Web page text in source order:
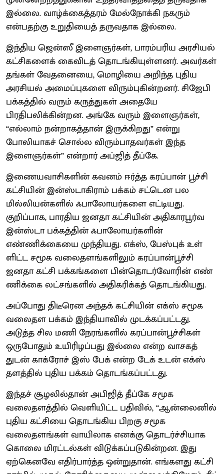
இல்லை. வாழ்க்கைத்தரம் மேல்நோக்கி நகரும்
என்பதற்கு உறுதியைத் தருவதாக இல்லை.
இந்திய ஜென்ஸீ இளைஞர்கள், பாரம்பரிய அரசியல்
கட்சிகளைக் கைவிடத் தொடங்கியுள்ளனர். அவர்கள்
தங்கள் வேதனையை, மொழியை அறிந்த புதிய
அரசியல் அமைப்புகளை விரும்புகின்றனர். சிஜேபி
பக்கத்தில் வரும் கருத்துகள் அதையே
பிரதிபலிக்கின்றன. அங்கே வரும் இளைஞர்கள்,
“எல்லாம் நன்றாகத்தான் இருக்கிறது” என்று
போலியாகச் சொல்ல விரும்பாதவர்கள் இந்த
இளைஞர்கள்” என்றார் அப்ஜித் தீப்கே.
இணையவாசிகளின் கவனம் ஈர்த்த கரப்​பான் பூச்சி
கட்​சி​யின் இன்​ஸ்​டாகி​ராம் பக்​கம் சட்டென பல
மில்லியன்களில் ஃபாலோயர்களை எட்டியது.
குறிப்பாக, பாரதிய ஜனதா கட்சியின் அதிகாரபூர்வ
இன்ஸ்டா பக்கத்தின் ஃபாலோயர்களின்
எண்ணிக்கையை முந்தியது. எக்​ஸ், பேஸ்​புக் உள்​
ளிட்ட சமூக வலை​தளங்​களி​லும் கரப்​பான்​பூச்சி
ஜனதா கட்சி பக்​கங்​களை பின்தொடர்​வோரின் எண்​
ணிக்கை லட்சங்களில் அதி​கரிக்கத் தொடங்கியது.
அப்போது திடீரென அந்தக் கட்​சி​யின் எக்ஸ் சமூக
வலைதள பக்​கம் இந்தியாவில் முடக்​கப்​பட்​டது.
அடுத்த சில மணி நேரங்​களில் கரப்பான்​பூச்​சிகள்
ஒரு​போதும் உயி​ரிழப்​பது இல்லை என்ற வாசகத்​
துடன் காக்​ரோச் இஸ் பேக் என்ற டேக் உடன் எக்ஸ்
தளத்​தில் புதிய பக்​கம் தொடங்​கப்​பட்​டது.
இந்தச் சூழலில்தான் அபிஜித் தீப்கே சமூக
வலைதளத்தில் வெளியிட்ட பதிவில், “ஆன்லைனில்
புதிய கட்சியை தொடங்கிய பிறகு சமூக
வலைதளங்கள் வாயிலாக எனக்கு தொடர்ச்சியாக
கொலை மிரட்டல்கள் விடுக்கப்படுகின்றன. இது
ஏற்கெனவே எதிர்பார்த்த ஒன்றுதான். எங்களது கட்சி